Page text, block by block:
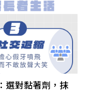
選對黏著劑，抹